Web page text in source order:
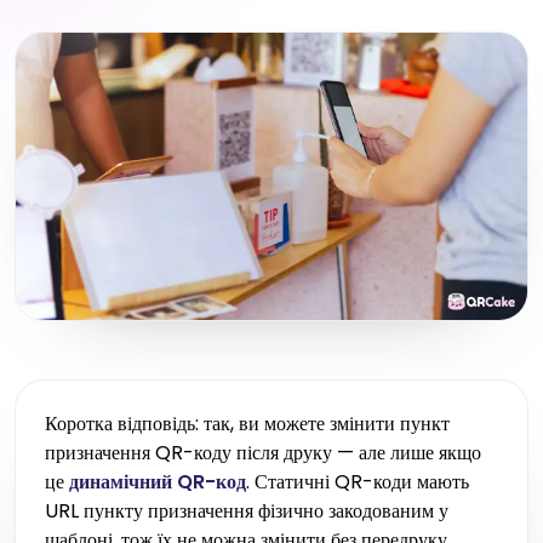
Коротка відповідь: так, ви можете змінити пункт
призначення QR-коду після друку — але лише якщо
цединамічний QR-код. Статичні QR-коди мають
URL пункту призначення фізично закодованим у